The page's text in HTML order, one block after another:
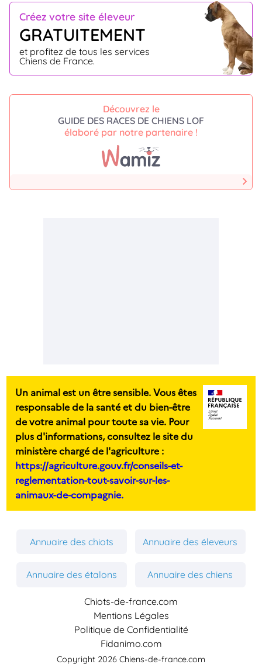
Créez votre site éleveur
GRATUITEMENT
et profitez de tous les services
Chiens de France.
Découvrez le
GUIDE DES RACES DE CHIENS LOF
élaboré par notre partenaire !
Un animal est un être sensible. Vous êtes
responsable de la santé et du bien-être
de votre animal pour toute sa vie. Pour
plus d'informations, consultez le site du
ministère chargé de l'agriculture :
https://agriculture.gouv.fr/conseils-et-
reglementation-tout-savoir-sur-les-
animaux-de-compagnie.
Annuaire des chiots Annuaire des éleveurs
Annuaire des étalons Annuaire des chiens
Chiots-de-france.com
Mentions Légales
Politique de Confidentialité
Fidanimo.com
Copyright 2026 Chiens-de-france.com